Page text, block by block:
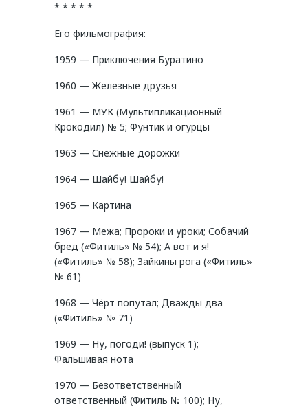
* * * * *
Его фильмография:
1959 — Приключения Буратино
1960 — Железные друзья
1961 — МУК (Мультипликационный
Крокодил) № 5; Фунтик и огурцы
1963 — Снежные дорожки
1964 — Шайбу! Шайбу!
1965 — Картина
1967 — Межа; Пророки и уроки; Собачий
бред («Фитиль» № 54); А вот и я!
(«Фитиль» № 58); Зайкины рога («Фитиль»
№ 61)
1968 — Чёрт попутал; Дважды два
(«Фитиль» № 71)
1969 — Ну, погоди! (выпуск 1);
Фальшивая нота
1970 — Безответственный
ответственный (Фитиль № 100); Ну,